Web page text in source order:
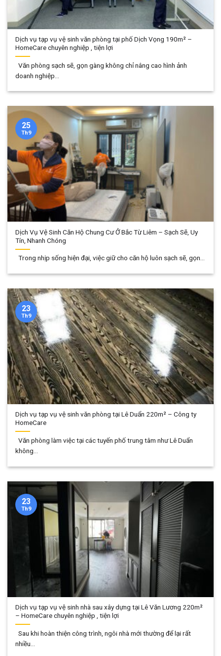
Dịch vụ tạp vụ vệ sinh văn phòng tại phố Dịch Vọng 190m² –
HomeCare chuyên nghiệp , tiện lợi
Văn phòng sạch sẽ, gọn gàng không chỉ nâng cao hình ảnh
doanh nghiệp...
Dịch Vụ Vệ Sinh Căn Hộ Chung Cư Ở Bắc Từ Liêm – Sạch Sẽ, Uy
Tín, Nhanh Chóng
Trong nhịp sống hiện đại, việc giữ cho căn hộ luôn sạch sẽ, gọn...
25
Th9
Dịch vụ tạp vụ vệ sinh văn phòng tại Lê Duẩn 220m² – Công ty
HomeCare
Văn phòng làm việc tại các tuyến phố trung tâm như Lê Duẩn
không...
23
Th9
Dịch vụ tạp vụ vệ sinh nhà sau xây dựng tại Lê Văn Lương 220m²
– HomeCare chuyên nghiệp , tiện lợi
Sau khi hoàn thiện công trình, ngôi nhà mới thường để lại rất
nhiều...
23
Th9